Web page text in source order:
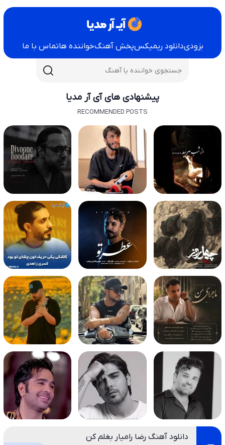
بزودیدانلود ریمیکسپخش آهنگخواننده هاتماس با ما
پیشنهادی های آی آر مدیا
RECOMMENDED POSTS
دانلود آهنگ رضا رامیار بغلم کن